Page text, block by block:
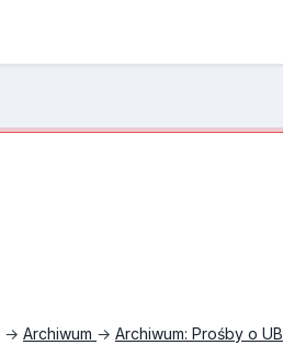
→ Archiwum → Archiwum: Prośby o UB